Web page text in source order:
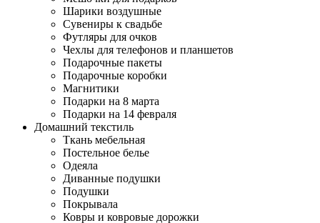
Шарики воздушные
Сувениры к свадьбе
Футляры для очков
Чехлы для телефонов и планшетов
Подарочные пакеты
Подарочные коробки
Магнитики
Подарки на 8 марта
Подарки на 14 февраля
Домашний текстиль
Ткань мебельная
Постельное белье
Одеяла
Диванные подушки
Подушки
Покрывала
Ковры и ковровые дорожки